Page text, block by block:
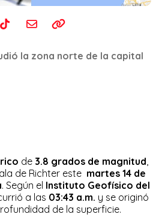
la zona norte de la capital
de 3.8 grados de magnitud
de Richter este martes 14 de
. Según el Instituto Geofísico del
a las 03:43 a.m. y se originó
de la superficie.